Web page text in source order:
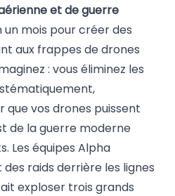
et de guerre
un mois pour créer des
aux frappes de drones
: vous éliminez les
vos drones puissent
de la guerre moderne
Les équipes Alpha
raids derrière les lignes
exploser trois grands